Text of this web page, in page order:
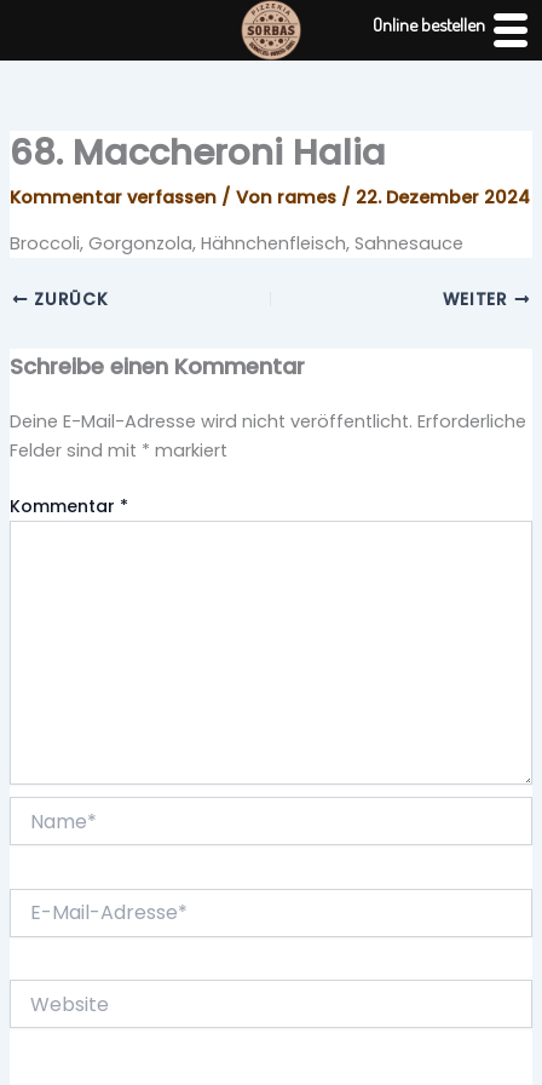
68. Maccheroni Halia
Kommentar verfassen / Von rames / 22. Dezember 2024
Broccoli, Gorgonzola, Hähnchenfleisch, Sahnesauce
ZURÜCK WEITER
Schreibe einen Kommentar
Deine E-Mail-Adresse wird nicht veröffentlicht. Erforderliche
Felder sind mit * markiert
Kommentar *
Mail-
Website
Online bestellen